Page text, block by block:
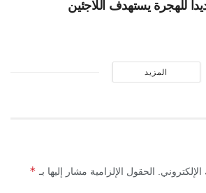
للهجرة يستهدف اللاجئين
المزيد
الحقول الإلزامية مشار إليها بـ *